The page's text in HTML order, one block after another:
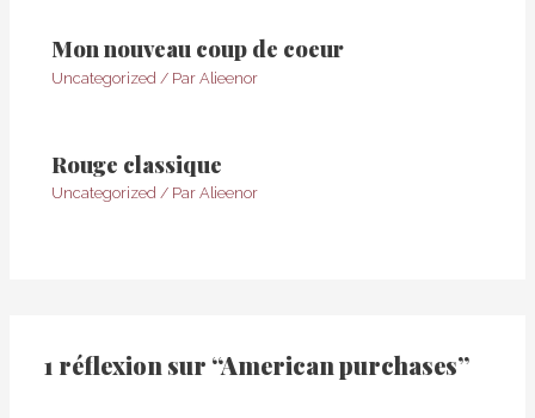
Mon nouveau coup de coeur
Uncategorized / Par Alieenor
Rouge classique
Uncategorized / Par Alieenor
1 réflexion sur “American purchases”